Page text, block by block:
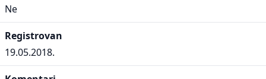
Ne
Registrovan
19.05.2018.